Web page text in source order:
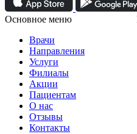
Основное меню
Врачи
Направления
Услуги
Филиалы
Акции
Пациентам
О нас
Отзывы
Контакты